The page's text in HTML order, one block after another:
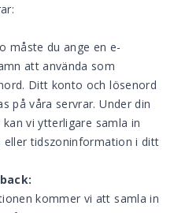
måste du ange en e-
att använda som
Ditt konto och lösenord
på våra servrar. Under din
vi ytterligare samla in
eller tidszoninformation i ditt
kommer vi att samla in